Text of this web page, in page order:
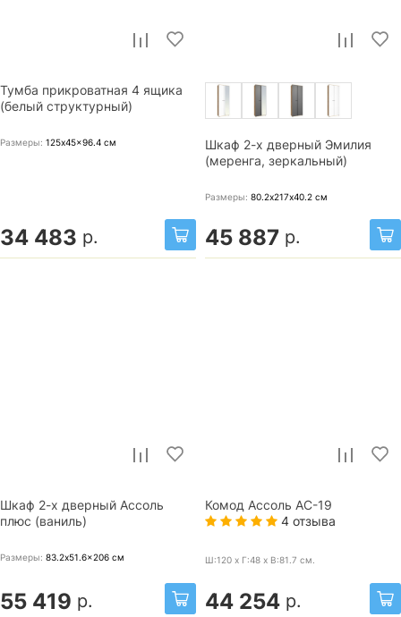
Тумба прикроватная 4 ящика
(белый структурный)
Размеры: 125x45x96.4 см
34 483 р.
Шкаф 2-х дверный Эмилия
(меренга, зеркальный)
Размеры: 80.2х217х40.2 см
45 887 р.
Шкаф 2-х дверный Ассоль
плюс (ваниль)
Размеры: 83.2x51.6x206 см
55 419 р.
Комод Ассоль АС-19
4 отзыва
Ш:120 x Г:48 x В:81.7 см.
44 254 р.